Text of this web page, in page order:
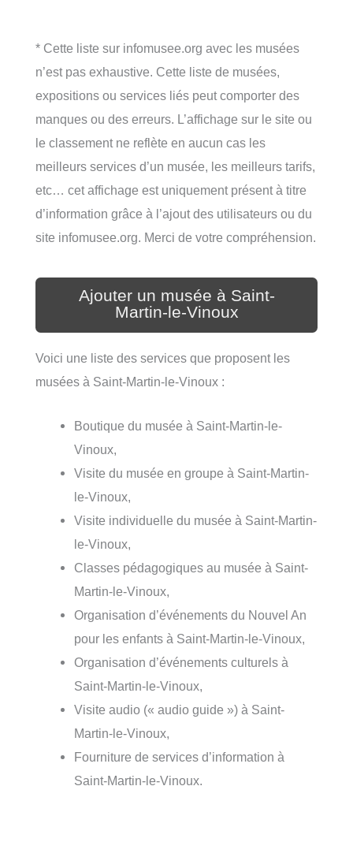
* Cette liste sur infomusee.org avec les musées
n’est pas exhaustive. Cette liste de musées,
expositions ou services liés peut comporter des
manques ou des erreurs. L’affichage sur le site ou
le classement ne reflète en aucun cas les
meilleurs services d’un musée, les meilleurs tarifs,
etc… cet affichage est uniquement présent à titre
d’information grâce à l’ajout des utilisateurs ou du
site infomusee.org. Merci de votre compréhension.
Ajouter un musée à Saint-
Martin-le-Vinoux
Voici une liste des services que proposent les
musées à Saint-Martin-le-Vinoux :
Boutique du musée à Saint-Martin-le-
Vinoux,
Visite du musée en groupe à Saint-Martin-
le-Vinoux,
Visite individuelle du musée à Saint-Martin-
le-Vinoux,
Classes pédagogiques au musée à Saint-
Martin-le-Vinoux,
Organisation d’événements du Nouvel An
pour les enfants à Saint-Martin-le-Vinoux,
Organisation d’événements culturels à
Saint-Martin-le-Vinoux,
Visite audio (« audio guide ») à Saint-
Martin-le-Vinoux,
Fourniture de services d’information à
Saint-Martin-le-Vinoux.